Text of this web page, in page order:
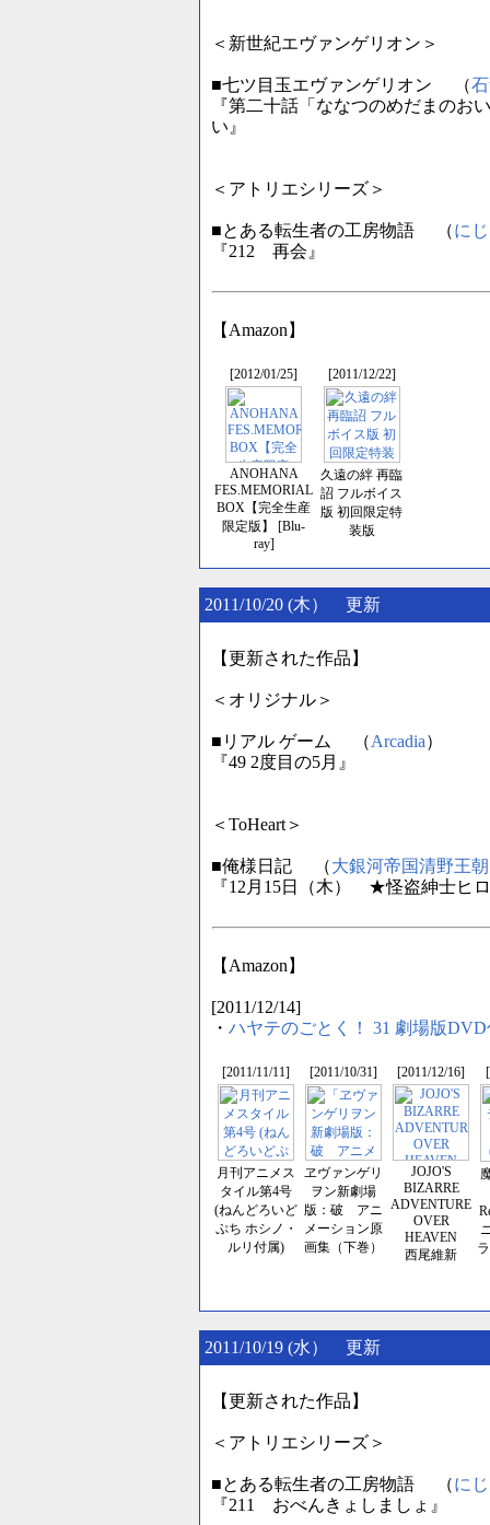
＜新世紀エヴァンゲリオン＞
■七ツ目玉エヴァンゲリオン （
『第二十話「ななつのめだまのお
い』
＜アトリエシリーズ＞
■とある転生者の工房物語 （に
『212 再会』
【Amazon】
[2012/01/25]
ANOHANA
FES.MEMORIAL
BOX【完全生産
限定版】 [Blu-
ray]
[2011/12/22]
久遠の絆 再臨
詔 フルボイス
版 初回限定特
装版
2011/10/20 (木） 更新
【更新された作品】
＜オリジナル＞
■リアル ゲーム （Arcadia）
『49 2度目の5月』
＜ToHeart＞
■俺様日記 （大銀河帝国清野王朝
『12月15日（木） ★怪盗紳士ヒ
【Amazon】
[2011/12/14]
・ ハヤテのごとく！ 31 劇場版
[2011/11/11]
月刊アニメス
タイル第4号
(ねんどろいど
ぷち ホシノ・
ルリ付属)
[2011/10/31]
ヱヴァンゲリ
ヲン新劇場
版：破 アニ
メーション原
画集（下巻）
[2011/12/16]
JOJO'S
BIZARRE
ADVENTURE
OVER
HEAVEN
西尾維新
2011/10/19 (水） 更新
【更新された作品】
＜アトリエシリーズ＞
■とある転生者の工房物語 （に
『211 おべんきょしましょ』